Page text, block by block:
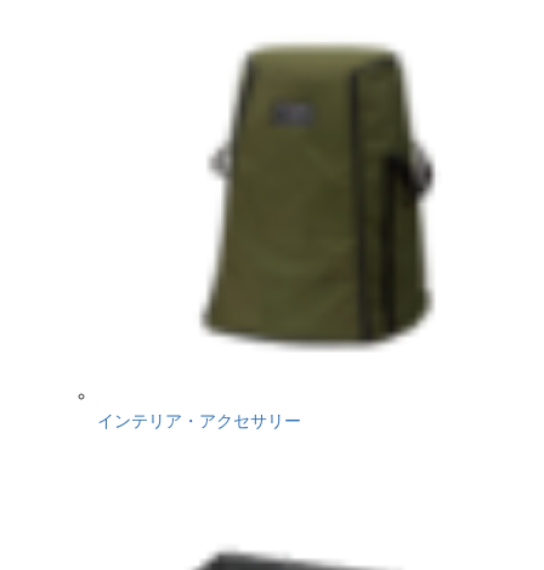
インテリア・アクセサリー